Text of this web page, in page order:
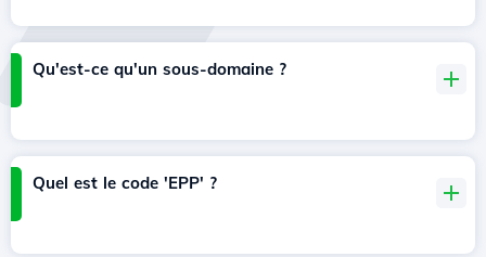
Qu'est-ce qu'un sous-domaine ?
Quel est le code 'EPP' ?